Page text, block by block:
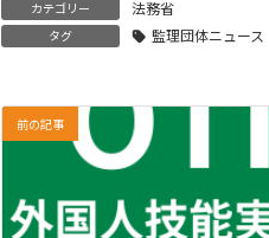
カテゴリー 法務省
タグ 監理団体ニュース
前の記事